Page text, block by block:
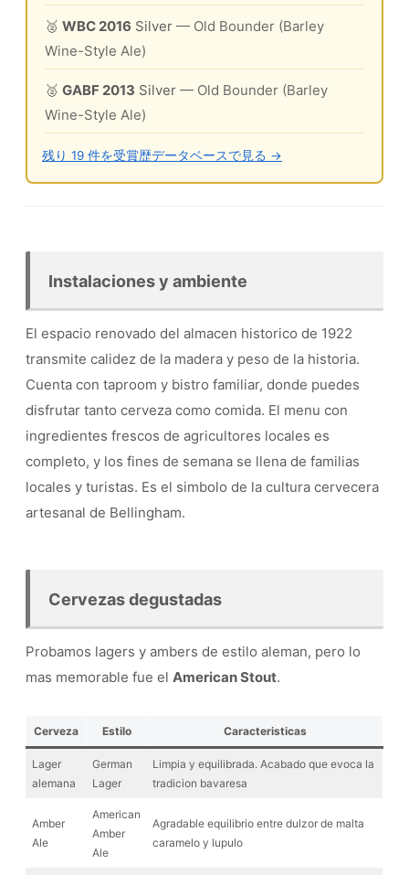
🥈 WBC 2016 Silver — Old Bounder (Barley
Wine-Style Ale)
🥈 GABF 2013 Silver — Old Bounder (Barley
Wine-Style Ale)
残り 19 件を受賞歴データベースで見る →
Instalaciones y ambiente
El espacio renovado del almacen historico de 1922
transmite calidez de la madera y peso de la historia.
Cuenta con taproom y bistro familiar, donde puedes
disfrutar tanto cerveza como comida. El menu con
ingredientes frescos de agricultores locales es
completo, y los fines de semana se llena de familias
locales y turistas. Es el simbolo de la cultura cervecera
artesanal de Bellingham.
Cervezas degustadas
Probamos lagers y ambers de estilo aleman, pero lo
mas memorable fue el American Stout.
Cerveza Estilo Caracteristicas
Lager
alemana
German
Lager
Limpia y equilibrada. Acabado que evoca la
tradicion bavaresa
Amber
Ale
American
Amber
Ale
Agradable equilibrio entre dulzor de malta
caramelo y lupulo